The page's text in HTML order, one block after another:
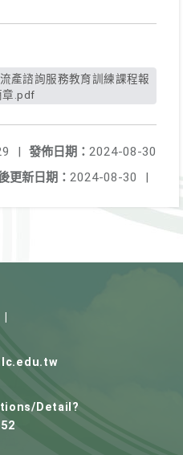
章.pdf
發佈日期： 2024-08-30
|
更新日期： 2024-08-30 |
Detail?